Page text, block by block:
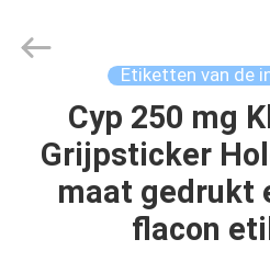
PRODUCTEN
Industry
Etiketten van de
Cyp 250 mg
Grijpsticker
maat gedrukt
flacon